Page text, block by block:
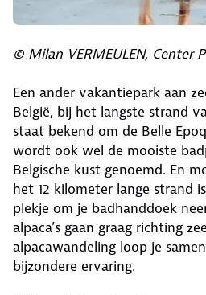
© Milan VERMEULEN, Center
Een ander vakantiepark aan
België, bij het langste strand
staat bekend om de Belle
wordt ook wel de mooiste
Belgische kust genoemd. En
het 12 kilometer lange strand
plekje om je badhanddoek
alpaca’s gaan graag richting
alpacawandeling loop je
bijzondere ervaring.